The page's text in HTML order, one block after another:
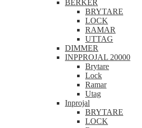
BERKER
BRYTARE
LOCK
RAMAR
UTTAG
DIMMER
INPPROJAL 20000
Brytare
Lock
Ramar
Utag
Inprojal
BRYTARE
LOCK